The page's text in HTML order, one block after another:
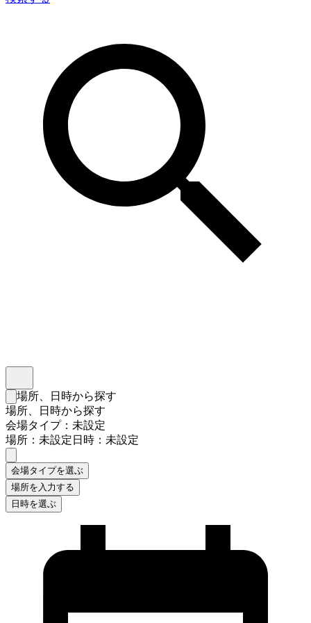
検索フォームを閉じる
場所、日時から探す
場所、日時から探す
会場タイプ：未設定
場所：未設定日時：未設定
会場タイプを選ぶ
場所を入力する
日時を選ぶ